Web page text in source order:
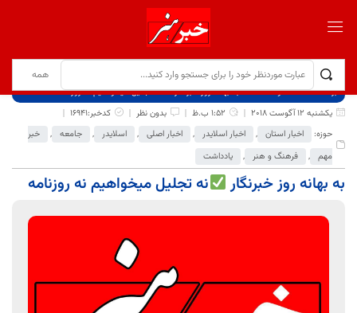
برگ نخست نوشته‌ها به بهانه روز خبرنگار
نه تجلیل میخواهیم نه روزنامه
یکشنبه 12 آگوست 2018
1:52 ب.ظ بدون نظر
کدخبر:16941
حوزه:
اخبار استان , اخبار اسلایدر , اخبار اصلی , اسلایدر , جامعه ,
خبر
مهم , فرهنگ و هنر , یادداشت
به بهانه روز خبرنگار نه تجلیل میخواهیم نه روزنامه